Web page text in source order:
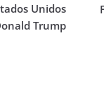
Unidos
Trump